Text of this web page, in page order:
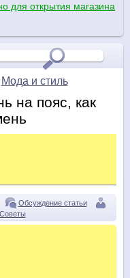
для открытия магазина
Мода и стиль
на пояс, как
Обсуждение статьи